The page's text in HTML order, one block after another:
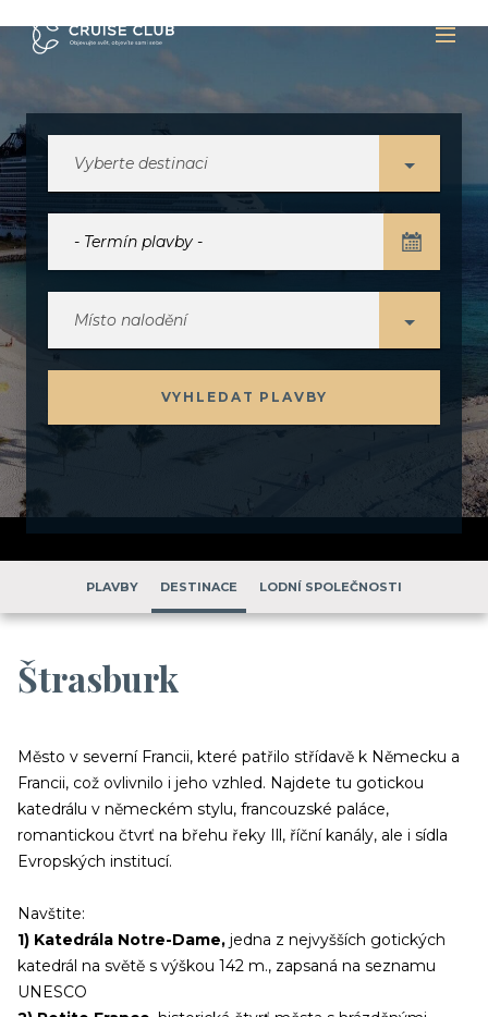
Vyberte destinaci
Místo nalodění
VYHLEDAT PLAVBY
PLAVBY DESTINACE LODNÍ SPOLEČNOSTI
Štrasburk
Město v severní Francii, které patřilo střídavě k Německu a
Francii, což ovlivnilo i jeho vzhled. Najdete tu gotickou
katedrálu v německém stylu, francouzské paláce,
romantickou čtvrť na břehu řeky Ill, říční kanály, ale i sídla
Evropských institucí.
Navštite:
1) Katedrála Notre-Dame, jedna z nejvyšších gotických
katedrál na světě s výškou 142 m., zapsaná na seznamu
UNESCO